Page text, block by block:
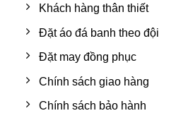
Khách hàng thân thiết
Đặt áo đá banh theo đội
Đặt may đồng phục
Chính sách giao hàng
Chính sách bảo hành